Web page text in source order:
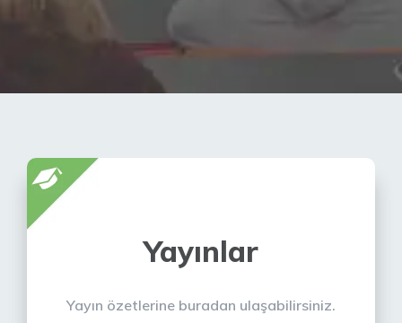
Yayınlar
Yayın özetlerine buradan ulaşabilirsiniz.